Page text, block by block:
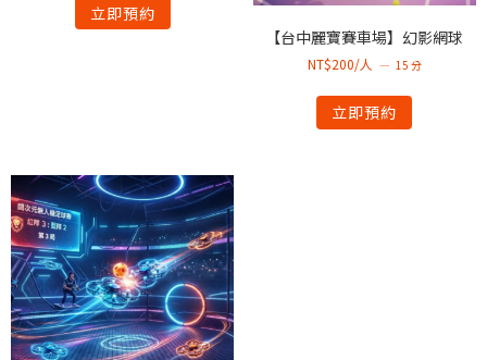
立即預約
【台中麗寶賽車場】幻影網球
NT$200/人 15 分
立即預約